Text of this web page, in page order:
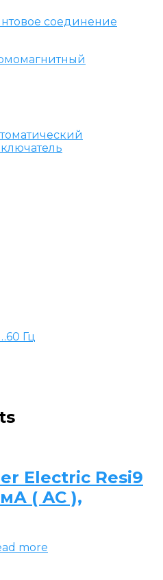
соединение
Гц
Electric Resi9
( AC ),
more